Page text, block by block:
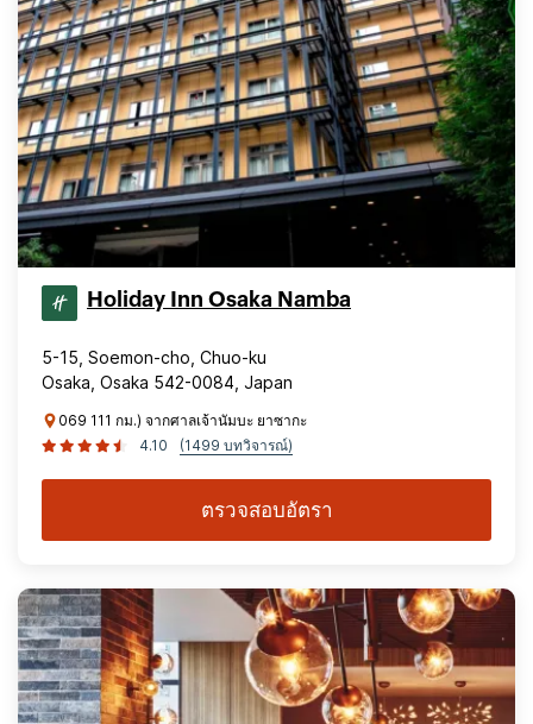
Holiday Inn Osaka Namba
5-15, Soemon-cho, Chuo-ku
Osaka, Osaka 542-0084, Japan
069 111 กม.) จากศาลเจ้านัมบะ ยาซากะ
4.10
(1499 บทวิจารณ์)
ตรวจสอบอัตรา